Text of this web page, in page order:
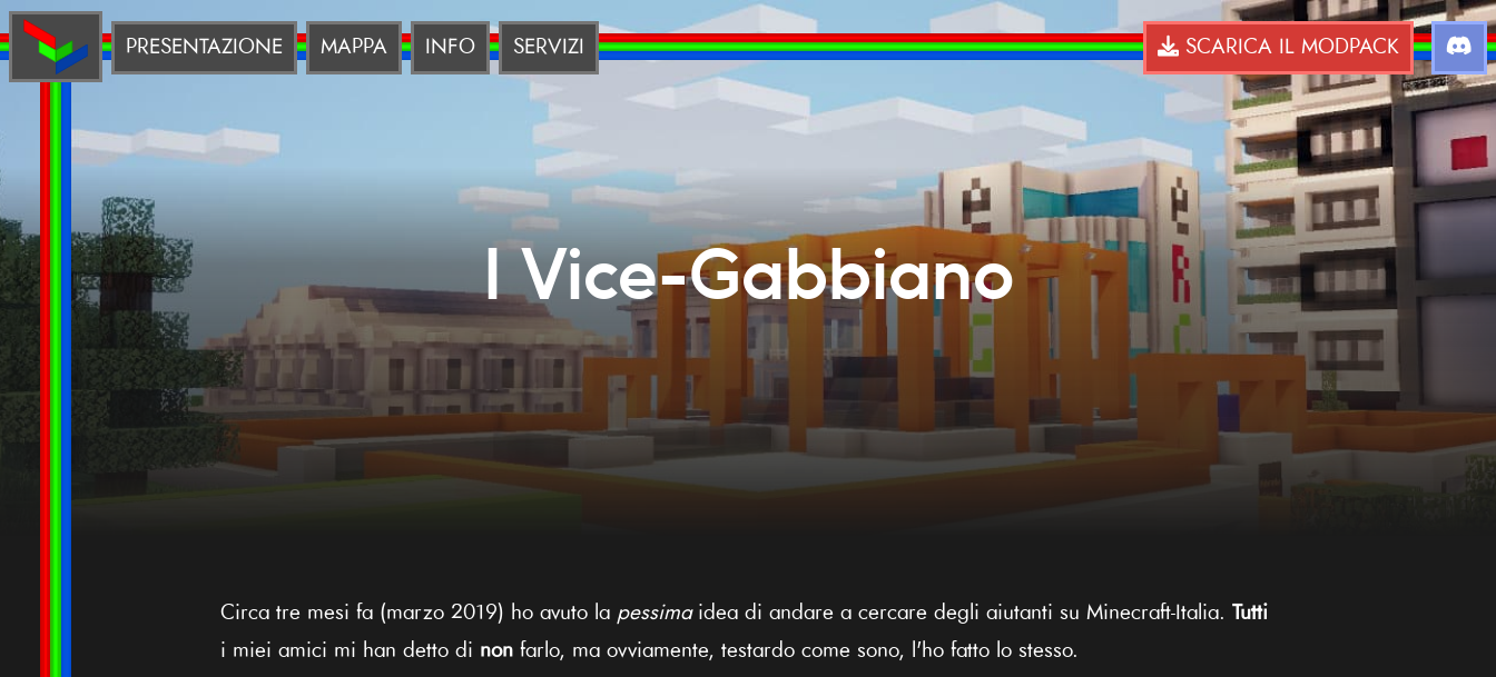
PRESENTAZIONE MAPPA INFO SERVIZI SCARICA IL MODPACK
I Vice-Gabbiano
Circa tre mesi fa (marzo 2019) ho avuto la pessimaidea di andare a cercare degli aiutanti su Minecraft-Italia. Tutti
i miei amici mi han detto di non farlo, ma ovviamente, testardo come sono, l'ho fatto lo stesso.